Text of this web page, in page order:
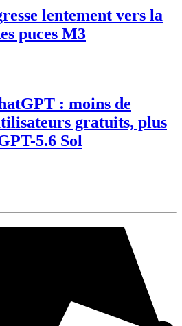
lentement vers la
puces M3
: moins de
gratuits, plus
5.6 Sol